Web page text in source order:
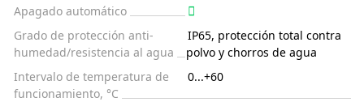
Apagado automático
Grado de protección anti-
humedad/resistencia al agua
IP65, protección total contra
polvo y chorros de agua
Intervalo de temperatura de
funcionamiento, °C
0...+60